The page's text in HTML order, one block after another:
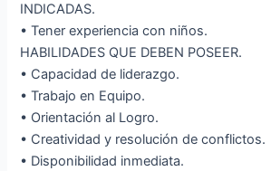
INDICADAS.
• Tener experiencia con niños.
HABILIDADES QUE DEBEN POSEER.
• Capacidad de liderazgo.
• Trabajo en Equipo.
• Orientación al Logro.
• Creatividad y resolución de conflictos.
• Disponibilidad inmediata.